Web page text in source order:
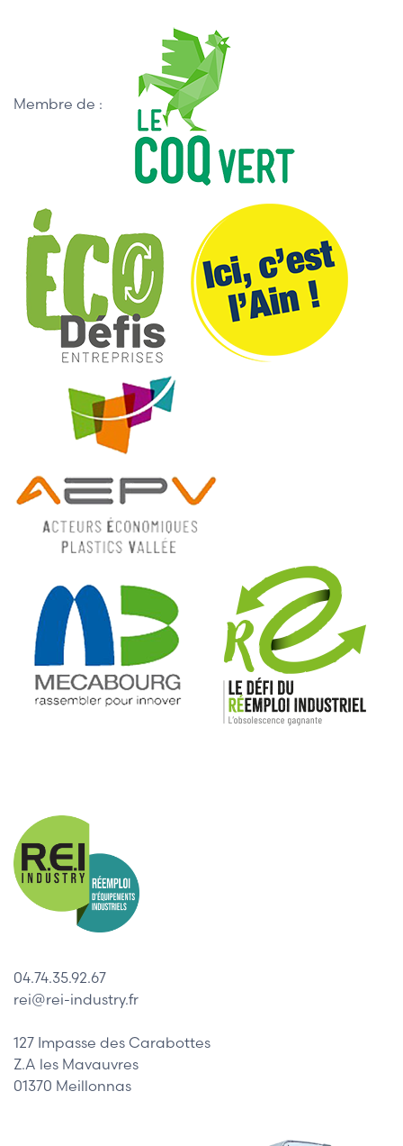
Membre de :
04.74.35.92.67
rei@rei-industry.fr
127 Impasse des Carabottes
Z.A les Mavauvres
01370 Meillonnas